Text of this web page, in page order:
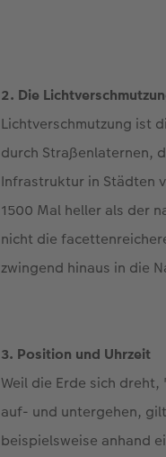
2. Die
Lichtverschmutzung ist
durch Straßenlaternen,
Infrastruktur in Städten
1500 Mal heller als der
nicht die
zwingend hinaus in die
3. Position und Uhrzeit
Weil die Erde sich
auf- und untergehen,
beispielsweise anhand